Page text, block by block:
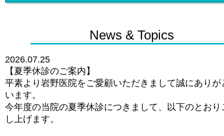
News & Topics
2026.07.25
【夏季休診のご案内】
平素より岩野医院をご愛顧いただきまして誠にありが
います。
今年度の当院の夏季休診につきまして、以下のとおり
し上げます。